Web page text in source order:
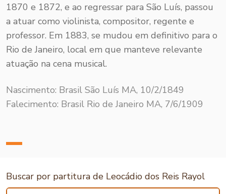
1870 e 1872, e ao regressar para São Luís, passou
a atuar como violinista, compositor, regente e
professor. Em 1883, se mudou em definitivo para o
Rio de Janeiro, local em que manteve relevante
atuação na cena musical.
Nascimento: Brasil São Luís MA, 10/2/1849
Falecimento: Brasil Rio de Janeiro MA, 7/6/1909
Buscar por partitura de Leocádio dos Reis Rayol